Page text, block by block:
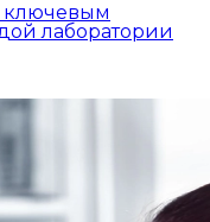
ключевым
лаборатории